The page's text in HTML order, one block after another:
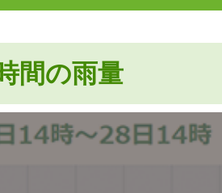
間の雨量